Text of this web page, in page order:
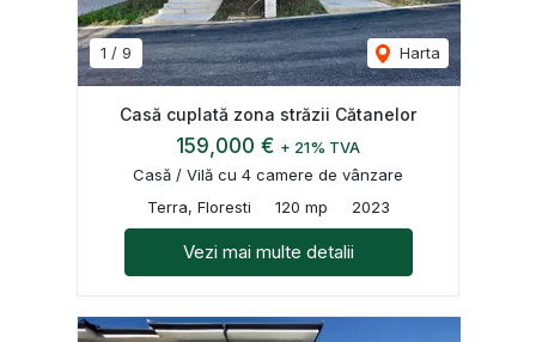
1 / 9 Harta
Casă cuplată zona străzii Cătanelor
159,000 € + 21% TVA
Casă / Vilă cu 4 camere de vânzare
Terra, Floresti
120 mp 2023
Vezi mai multe detalii